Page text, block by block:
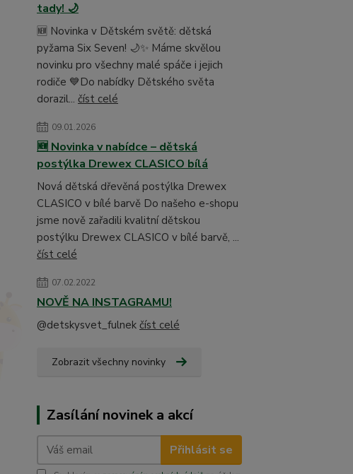
tady! 🌙
🆕 Novinka v Dětském světě: dětská
pyžama Six Seven! 🌙✨ Máme skvělou
novinku pro všechny malé spáče i jejich
rodiče 💙Do nabídky Dětského světa
dorazil... číst celé
09.01.2026
🆕 Novinka v nabídce – dětská
postýlka Drewex CLASICO bílá
Nová dětská dřevěná postýlka Drewex
CLASICO v bílé barvě Do našeho e-shopu
jsme nově zařadili kvalitní dětskou
postýlku Drewex CLASICO v bílé barvě, ...
číst celé
07.02.2022
NOVĚ NA INSTAGRAMU!
@detskysvet_fulnek číst celé
Zobrazit všechny novinky
Zasílání novinek a akcí
Přihlásit se